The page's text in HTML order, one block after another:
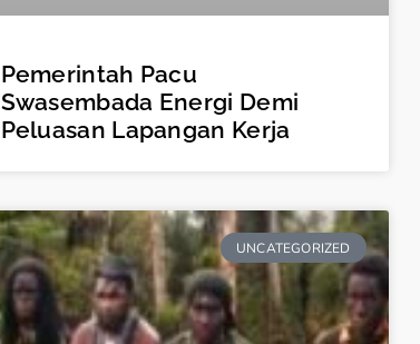
Pemerintah Pacu
Swasembada Energi Demi
Peluasan Lapangan Kerja
UNCATEGORIZED